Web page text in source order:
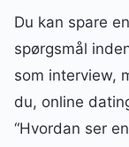
Du kan spare
spørgsmål
som interview,
du, online
“Hvordan ser